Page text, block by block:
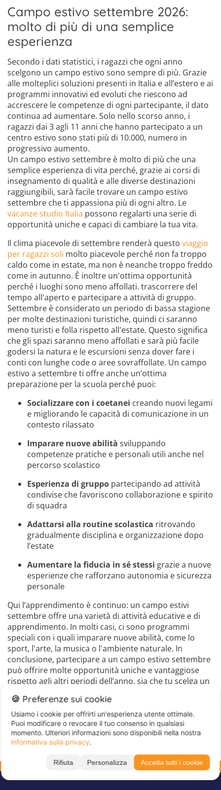
Campo estivo settembre 2026:
molto di più di una semplice
esperienza
Secondo i dati statistici, i ragazzi che ogni anno
scelgono un campo estivo sono sempre di più. Grazie
alle molteplici soluzioni presenti in Italia e all’estero e ai
programmi innovativi ed evoluti che riescono ad
accrescere le competenze di ogni partecipante, il dato
continua ad aumentare. Solo nello scorso anno, i
ragazzi dai 3 agli 11 anni che hanno partecipato a un
centro estivo sono stati più di 10.000, numero in
progressivo aumento.
Un campo estivo settembre è molto di più che una
semplice esperienza di vita perché, grazie ai corsi di
insegnamento di qualità e alle diverse destinazioni
raggiungibili, sarà facile trovare un campo estivo
settembre che ti appassiona più di ogni altro. Le
vacanze studio Italia possono regalarti una serie di
opportunità uniche e capaci di cambiare la tua vita.
Il clima piacevole di settembre renderà questo viaggio
per ragazzi soli molto piacevole perché non fa troppo
caldo come in estate, ma non è neanche troppo freddo
come in autunno. È inoltre un'ottima opportunità
perché i luoghi sono meno affollati. trascorrere del
tempo all'aperto e partecipare a attività di gruppo.
Settembre è considerato un periodo di bassa stagione
per molte destinazioni turistiche, quindi ci saranno
meno turisti e folla rispetto all'estate. Questo significa
che gli spazi saranno meno affollati e sarà più facile
godersi la natura e le escursioni senza dover fare i
conti con lunghe code o aree sovraffollate. Un campo
estivo a settembre ti offre anche un’ottima
preparazione per la scuola perché puoi:
Socializzare con i coetanei creando nuovi legami
e migliorando le capacità di comunicazione in un
contesto rilassato
Imparare nuove abilità sviluppando
competenze pratiche e personali utili anche nel
percorso scolastico
Esperienza di gruppo partecipando ad attività
condivise che favoriscono collaborazione e spirito
di squadra
Adattarsi alla routine scolastica ritrovando
gradualmente disciplina e organizzazione dopo
l’estate
Aumentare la fiducia in sé stessi grazie a nuove
esperienze che rafforzano autonomia e sicurezza
personale
Qui l’apprendimento è continuo: un campo estivi
settembre offre una varietà di attività educative e di
apprendimento. In molti casi, ci sono programmi
speciali con i quali imparare nuove abilità, come lo
sport, l'arte, la musica o l'ambiente naturale. In
conclusione, partecipare a un campo estivo settembre
può offrire molte opportunità uniche e vantaggiose
rispetto agli altri periodi dell’anno, sia che tu scelga un
programma più culturale sia che tu preferisca una
destinazione piùnaturale, dove affinare tecniche
sportive e molto altro ancora.
🍪 Preferenze sui cookie
Usiamo i cookie per offrirti un'esperienza utente ottimale.
Puoi modificare o revocare il tuo consenso in qualsiasi
momento. Ulteriori informazioni sono disponibili nella nostra
informativa sulla privacy.
Rifiuta Personalizza Accetta tutti i cookie